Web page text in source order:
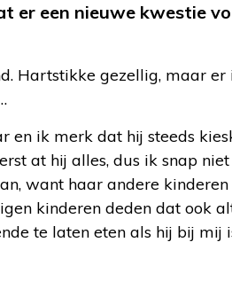
er een nieuwe kwestie
Hartstikke gezellig, maar
en ik merk dat hij steeds
at hij alles, dus ik snap
want haar andere
kinderen deden dat ook
te laten eten als hij bij mij